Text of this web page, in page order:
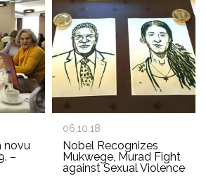
novu
–
06.10.18
Nobel Recognizes
Mukwege, Murad Fight
against Sexual Violence